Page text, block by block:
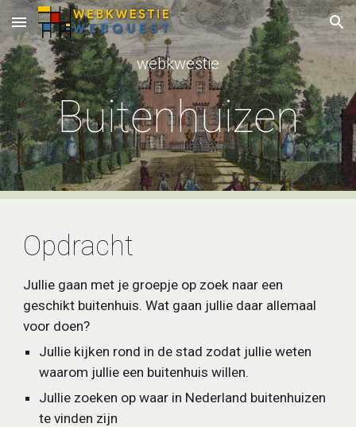
Skip to main content Skip to navigation
webkwestie
Buitenhuizen
Opdracht
Jullie gaan met je groepje op zoek naar een
geschikt buitenhuis. Wat gaan jullie daar allemaal
voor doen?
Jullie kijken rond in de stad zodat jullie weten
waarom jullie een buitenhuis willen.
Jullie zoeken op waar in Nederland buitenhuizen
te vinden zijn